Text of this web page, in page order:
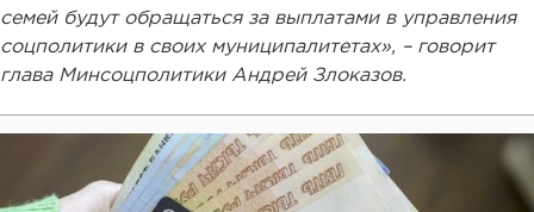
семей будут обращаться за выплатами в управления
соцполитики в своих муниципалитетах», – говорит
глава Минсоцполитики Андрей Злоказов.